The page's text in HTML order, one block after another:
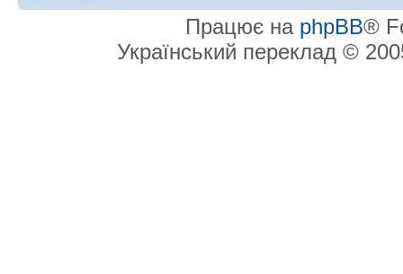
Працює на phpBB®
Український переклад ©